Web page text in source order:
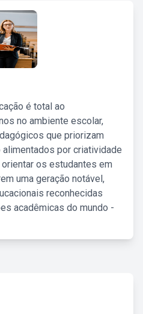
é total ao
no ambiente escolar,
que priorizam
por criatividade
os estudantes em
uma geração notável,
reconhecidas
acadêmicas do mundo -